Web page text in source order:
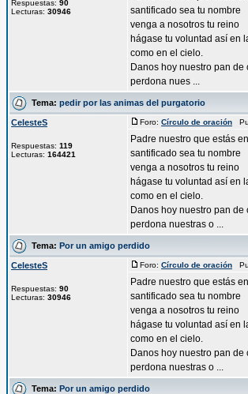
Respuestas: 90
Lecturas: 30946
santificado sea tu nombre
venga a nosotros tu reino
hágase tu voluntad así en
como en el cielo.
Danos hoy nuestro pan de
perdona nues ...
Tema: pedir por las animas del purgatorio
CelesteS
Respuestas: 119
Lecturas: 164421
Foro: Círculo de oración
Padre nuestro que estás
santificado sea tu nombre
venga a nosotros tu reino
hágase tu voluntad así en
como en el cielo.
Danos hoy nuestro pan de
perdona nuestras o ...
Tema: Por un amigo perdido
CelesteS
Respuestas: 90
Lecturas: 30946
Foro: Círculo de oración
Padre nuestro que estás
santificado sea tu nombre
venga a nosotros tu reino
hágase tu voluntad así en
como en el cielo.
Danos hoy nuestro pan de
perdona nuestras o ...
Tema: Por un amigo perdido